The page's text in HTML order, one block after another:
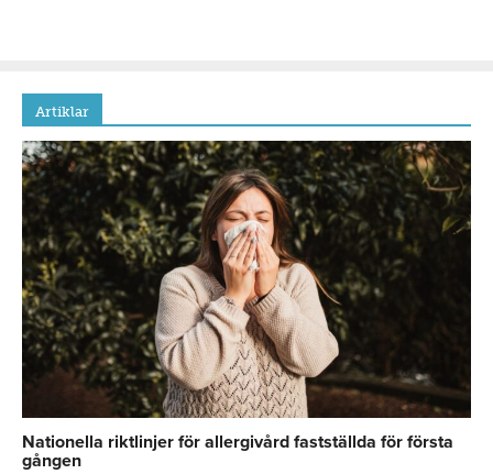
Artiklar
Nationella riktlinjer för allergivård fastställda för första
gången